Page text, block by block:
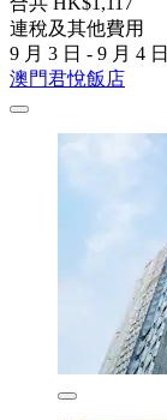
連稅及其他費用
9 月 3 日 - 9 月 4 日
澳門君悅飯店